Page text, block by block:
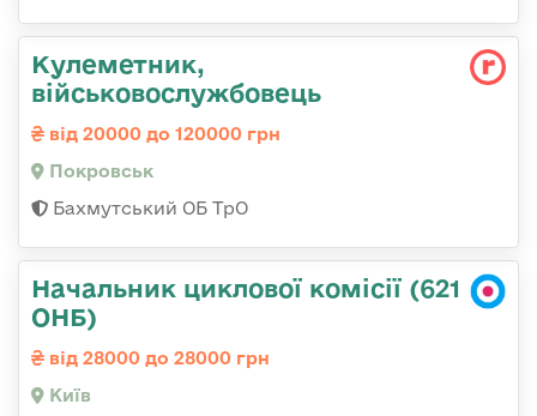
Кулеметник,
військовослужбовець
від 20000 до 120000 грн
Покровськ
Бахмутський ОБ ТрО
Начальник циклової комісії (621
ОНБ)
від 28000 до 28000 грн
Київ